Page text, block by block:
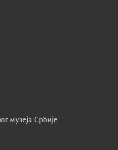
музеја Србије